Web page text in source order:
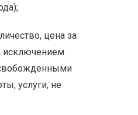
цена за
исключением
услуги, не